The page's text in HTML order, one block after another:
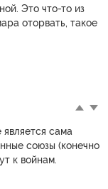
Это что-то из
оторвать, такое
сама
союзы (конечно
к войнам.